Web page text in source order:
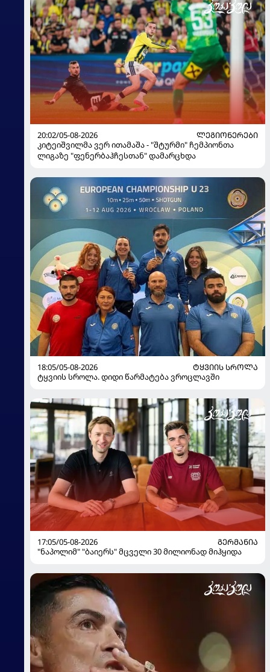
20:02/05-08-2026
ᲚᲔᲒᲘᲝᲜᲔᲠᲔᲑᲘ
კიტეიშვილმა ვერ ითამაშა - "შტურმი" ჩემპიონთა
ლიგაზე "ფენერბაჰჩესთან" დამარცხდა
18:05/05-08-2026
ᲢᲧᲕᲘᲘᲡ ᲡᲠᲝᲚᲐ
ტყვიის სროლა. დიდი წარმატება ვროცლავში
17:05/05-08-2026
ᲒᲔᲠᲛᲐᲜᲘᲐ
"ნაპოლიმ" "ბაიერს" მცველი 30 მილიონად მიჰყიდა